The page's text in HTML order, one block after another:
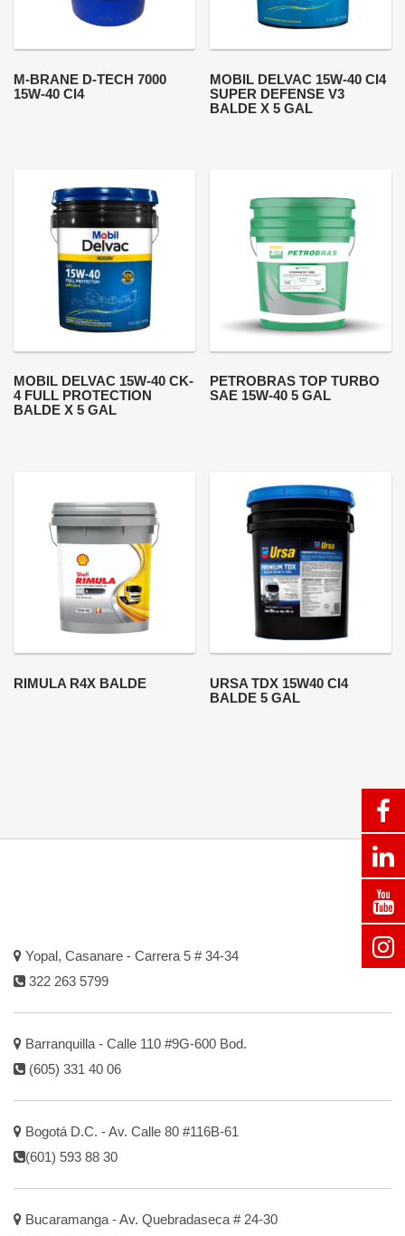
M-BRANE D-TECH 7000
15W-40 CI4
MOBIL DELVAC 15W-40 CI4
SUPER DEFENSE V3
BALDE X 5 GAL
MOBIL DELVAC 15W-40 CK-
4 FULL PROTECTION
BALDE X 5 GAL
PETROBRAS TOP TURBO
SAE 15W-40 5 GAL
RIMULA R4X BALDE
URSA TDX 15W40 CI4
BALDE 5 GAL
Yopal, Casanare - Carrera 5 # 34-34
322 263 5799
Barranquilla - Calle 110 #9G-600 Bod.
(605) 331 40 06
Bogotá D.C. - Av. Calle 80 #116B-61
(601) 593 88 30
Bucaramanga - Av. Quebradaseca # 24-30